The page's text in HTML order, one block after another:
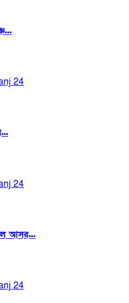
24
24
আসর...
24